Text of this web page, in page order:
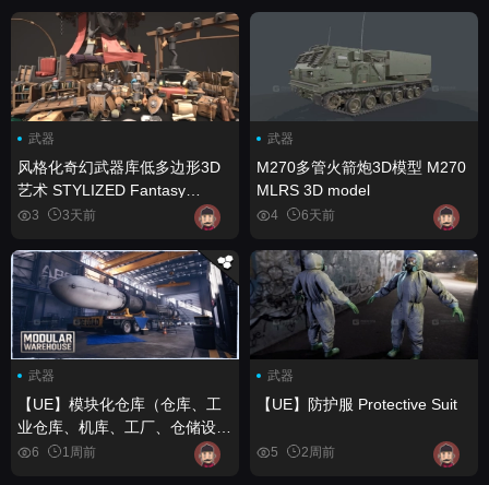
武器
风格化奇幻武器库低多边形3D
艺术 STYLIZED Fantasy
Armory - Low Poly 3D Art
3 3天前
武器
M270多管火箭炮3D模型 M270
MLRS 3D model
4 6天前
武器
【UE】模块化仓库（仓库、工
业仓库、机库、工厂、仓储设
施） Modular Warehouse
6 1周前
武器
【UE】防护服 Protective Suit
5 2周前